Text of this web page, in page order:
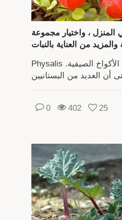
، واختيار مجموعة
والمزيد من العناية بالنبات
Physalis ليس شائعًا جدًا في الأكواخ الصيفية.
0 402 25